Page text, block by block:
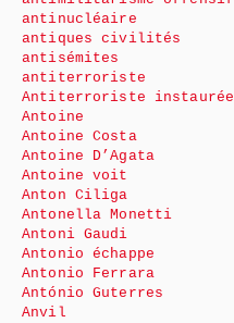
antinucléaire
antiques civilités
antisémites
antiterroriste
Antiterroriste instaurée
Antoine
Antoine Costa
Antoine D’Agata
Antoine voit
Anton Ciliga
Antonella Monetti
Antoni Gaudi
Antonio échappe
Antonio Ferrara
António Guterres
Anvil